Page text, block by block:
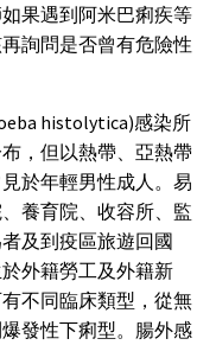
果遇到阿米巴痢疾等
詢問是否曾有危險性
histolytica)感染所
，但以熱帶、亞熱帶
於年輕男性成人。易
養育院、收容所、監
及到疫區旅遊回國
外籍勞工及外籍新
不同臨床類型，從無
發性下痢型。腸外感